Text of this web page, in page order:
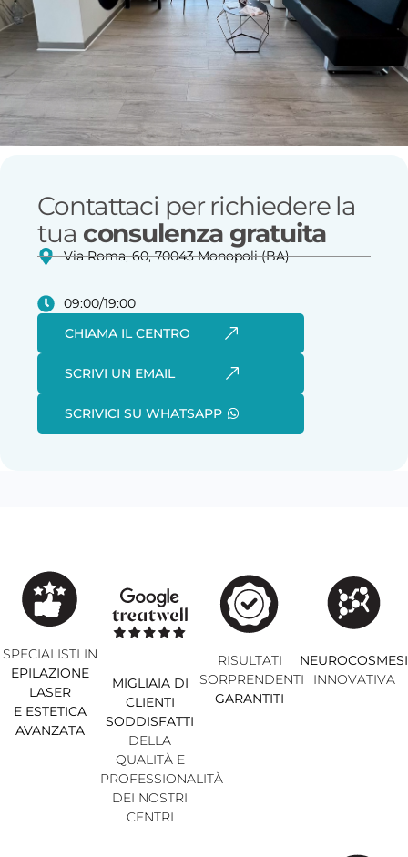
Contattaci per richiedere la
tua consulenza gratuita
Via Roma, 60, 70043 Monopoli (BA)
09:00/19:00
CHIAMA IL CENTRO
SCRIVI UN EMAIL
SCRIVICI SU WHATSAPP
SPECIALISTI IN
EPILAZIONE
LASER
E ESTETICA
AVANZATA
MIGLIAIA DI
CLIENTI
SODDISFATTI
DELLA
QUALITÀ E
PROFESSIONALITÀ
DEI NOSTRI
CENTRI
RISULTATI
SORPRENDENTI
GARANTITI
NEUROCOSMESI
INNOVATIVA